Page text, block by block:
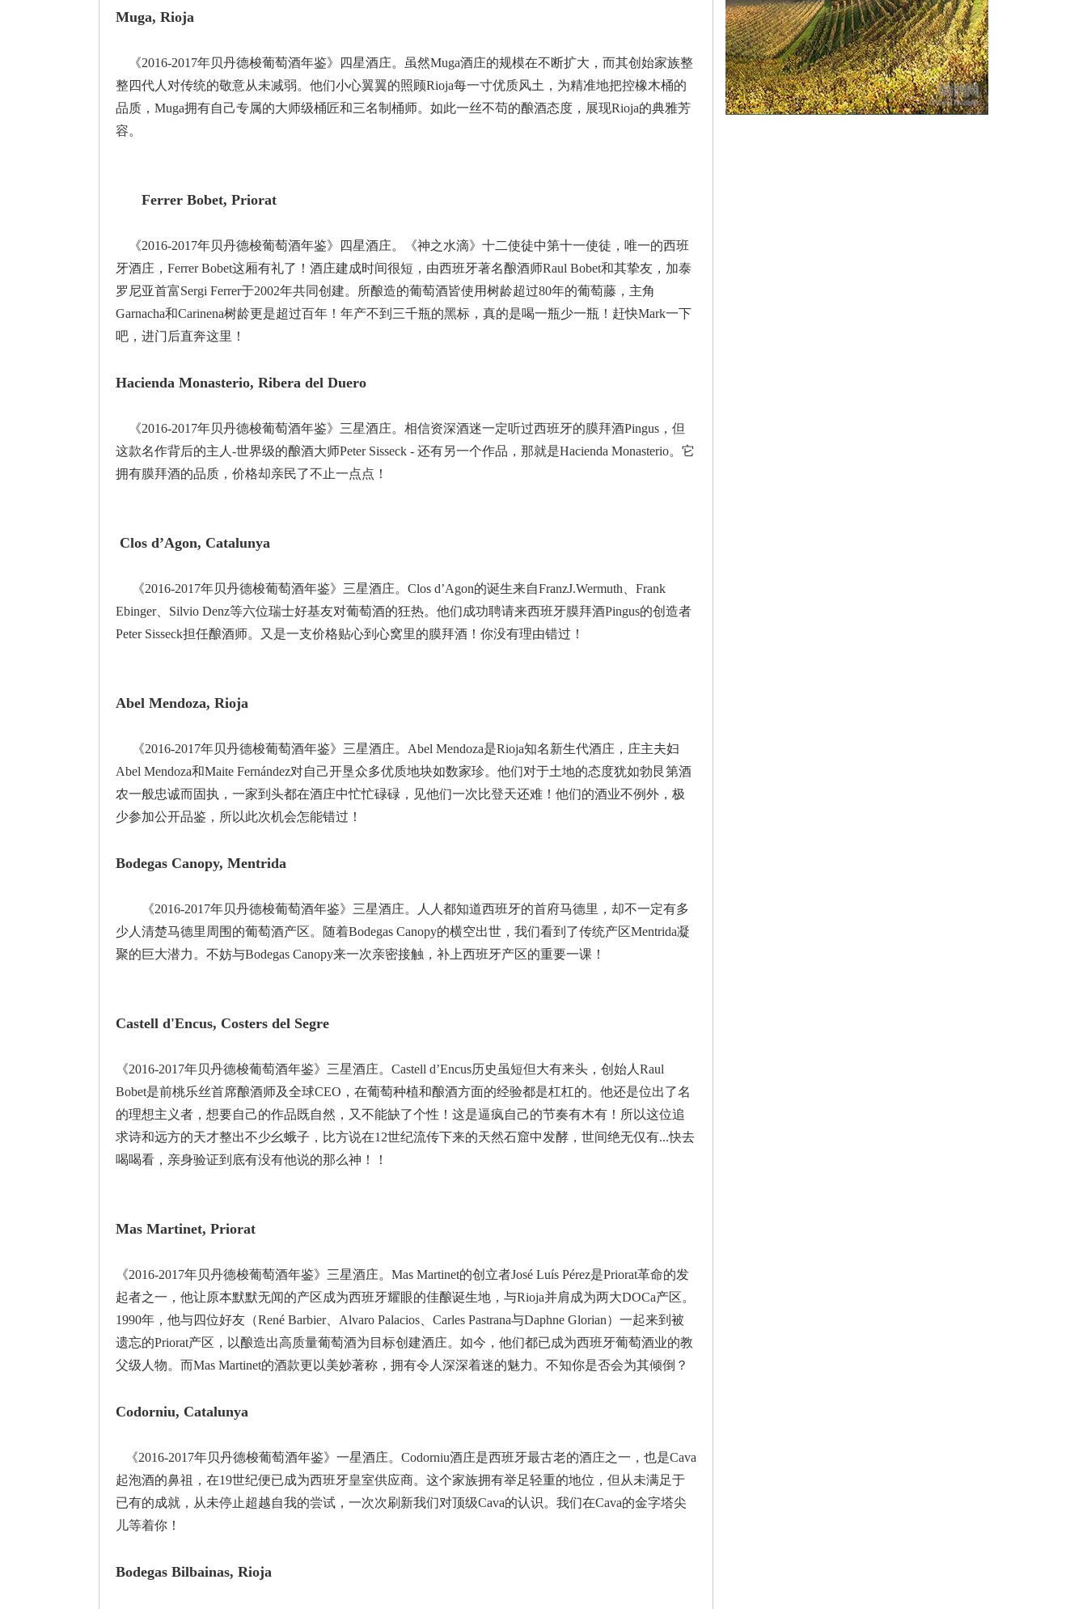
Muga, Rioja
《2016-2017年贝丹德梭葡萄酒年鉴》四星酒庄。虽然Muga酒庄的规模在不断扩大，而其创始家族整
整四代人对传统的敬意从未减弱。他们小心翼翼的照顾Rioja每一寸优质风土，为精准地把控橡木桶的
品质，Muga拥有自己专属的大师级桶匠和三名制桶师。如此一丝不苟的酿酒态度，展现Rioja的典雅芳
容。
Ferrer Bobet, Priorat
《2016-2017年贝丹德梭葡萄酒年鉴》四星酒庄。《神之水滴》十二使徒中第十一使徒，唯一的西班
牙酒庄，Ferrer Bobet这厢有礼了！酒庄建成时间很短，由西班牙著名酿酒师Raul Bobet和其挚友，加泰
罗尼亚首富Sergi Ferrer于2002年共同创建。所酿造的葡萄酒皆使用树龄超过80年的葡萄藤，主角
Garnacha和Carinena树龄更是超过百年！年产不到三千瓶的黑标，真的是喝一瓶少一瓶！赶快Mark一下
吧，进门后直奔这里！
Hacienda Monasterio, Ribera del Duero
《2016-2017年贝丹德梭葡萄酒年鉴》三星酒庄。相信资深酒迷一定听过西班牙的膜拜酒Pingus，但
这款名作背后的主人-世界级的酿酒大师Peter Sisseck - 还有另一个作品，那就是Hacienda Monasterio。它
拥有膜拜酒的品质，价格却亲民了不止一点点！
Clos d’Agon, Catalunya
《2016-2017年贝丹德梭葡萄酒年鉴》三星酒庄。Clos d’Agon的诞生来自FranzJ.Wermuth、Frank
Ebinger、Silvio Denz等六位瑞士好基友对葡萄酒的狂热。他们成功聘请来西班牙膜拜酒Pingus的创造者
Peter Sisseck担任酿酒师。又是一支价格贴心到心窝里的膜拜酒！你没有理由错过！
Abel Mendoza, Rioja
《2016-2017年贝丹德梭葡萄酒年鉴》三星酒庄。Abel Mendoza是Rioja知名新生代酒庄，庄主夫妇
Abel Mendoza和Maite Fernández对自己开垦众多优质地块如数家珍。他们对于土地的态度犹如勃艮第酒
农一般忠诚而固执，一家到头都在酒庄中忙忙碌碌，见他们一次比登天还难！他们的酒业不例外，极
少参加公开品鉴，所以此次机会怎能错过！
Bodegas Canopy, Mentrida
《2016-2017年贝丹德梭葡萄酒年鉴》三星酒庄。人人都知道西班牙的首府马德里，却不一定有多
少人清楚马德里周围的葡萄酒产区。随着Bodegas Canopy的横空出世，我们看到了传统产区Mentrida凝
聚的巨大潜力。不妨与Bodegas Canopy来一次亲密接触，补上西班牙产区的重要一课！
Castell d'Encus, Costers del Segre
《2016-2017年贝丹德梭葡萄酒年鉴》三星酒庄。Castell d’Encus历史虽短但大有来头，创始人Raul
Bobet是前桃乐丝首席酿酒师及全球CEO，在葡萄种植和酿酒方面的经验都是杠杠的。他还是位出了名
的理想主义者，想要自己的作品既自然，又不能缺了个性！这是逼疯自己的节奏有木有！所以这位追
求诗和远方的天才整出不少幺蛾子，比方说在12世纪流传下来的天然石窟中发酵，世间绝无仅有...快去
喝喝看，亲身验证到底有没有他说的那么神！！
Mas Martinet, Priorat
《2016-2017年贝丹德梭葡萄酒年鉴》三星酒庄。Mas Martinet的创立者José Luís Pérez是Priorat革命的发
起者之一，他让原本默默无闻的产区成为西班牙耀眼的佳酿诞生地，与Rioja并肩成为两大DOCa产区。
1990年，他与四位好友（René Barbier、Alvaro Palacios、Carles Pastrana与Daphne Glorian）一起来到被
遗忘的Priorat产区，以酿造出高质量葡萄酒为目标创建酒庄。如今，他们都已成为西班牙葡萄酒业的教
父级人物。而Mas Martinet的酒款更以美妙著称，拥有令人深深着迷的魅力。不知你是否会为其倾倒？
Codorniu, Catalunya
《2016-2017年贝丹德梭葡萄酒年鉴》一星酒庄。Codorniu酒庄是西班牙最古老的酒庄之一，也是Cava
起泡酒的鼻祖，在19世纪便已成为西班牙皇室供应商。这个家族拥有举足轻重的地位，但从未满足于
已有的成就，从未停止超越自我的尝试，一次次刷新我们对顶级Cava的认识。我们在Cava的金字塔尖
儿等着你！
Bodegas Bilbainas, Rioja